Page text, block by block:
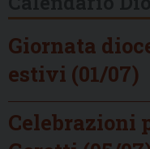
Giornata
estivi (01/07)
Celebrazioni